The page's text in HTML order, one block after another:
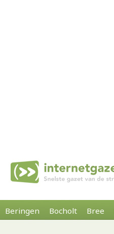
Beringen Bocholt Bree